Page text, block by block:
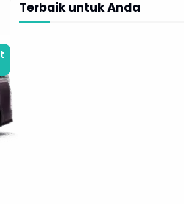
Terbaik untuk Anda